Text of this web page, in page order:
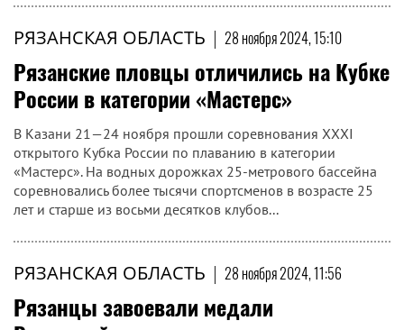
РЯЗАНСКАЯ ОБЛАСТЬ | 28 ноября 2024, 15:10
Рязанские пловцы отличились на Кубке
России в категории «Мастерс»
В Казани 21—24 ноября прошли соревнования ХХХI
открытого Кубка России по плаванию в категории
«Мастерс». На водных дорожках 25-метрового бассейна
соревновались более тысячи спортсменов в возрасте 25
лет и старше из восьми десятков клубов...
РЯЗАНСКАЯ ОБЛАСТЬ | 28 ноября 2024, 11:56
Рязанцы завоевали медали